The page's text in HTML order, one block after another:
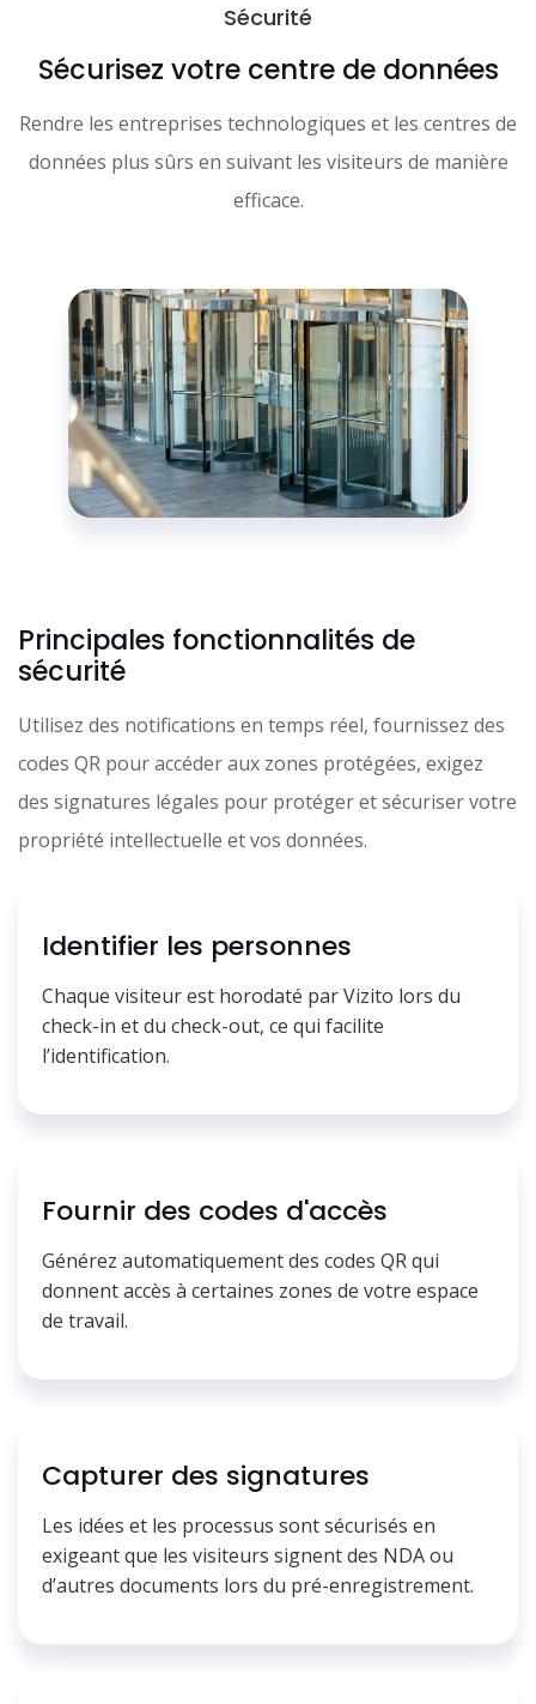
Sécurité
Sécurisez votre centre de données
Rendre les entreprises technologiques et les centres de
données plus sûrs en suivant les visiteurs de manière
efficace.
Principales fonctionnalités de
sécurité
Utilisez des notifications en temps réel, fournissez des
codes QR pour accéder aux zones protégées, exigez
des signatures légales pour protéger et sécuriser votre
propriété intellectuelle et vos données.
Identifier les personnes
Chaque visiteur est horodaté par Vizito lors du
check-in et du check-out, ce qui facilite
l’identification.
Fournir des codes d'accès
Générez automatiquement des codes QR qui
donnent accès à certaines zones de votre espace
de travail.
Capturer des signatures
Les idées et les processus sont sécurisés en
exigeant que les visiteurs signent des NDA ou
d’autres documents lors du pré-enregistrement.